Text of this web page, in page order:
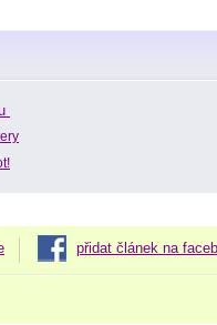
přidat článek na